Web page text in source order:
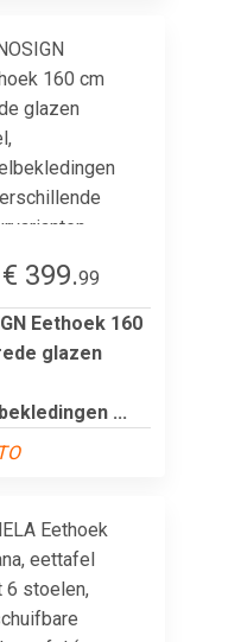
€ 399.99
Eethoek 160
glazen
...